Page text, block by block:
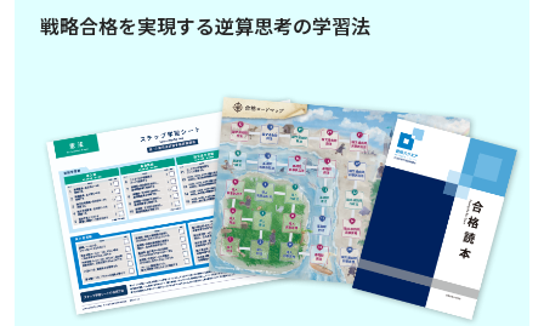
戦略合格を実現する逆算思考の学習法